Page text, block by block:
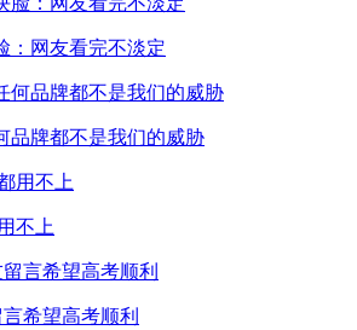
：网友看完不淡定
品牌都不是我们的威胁
不上
希望高考顺利